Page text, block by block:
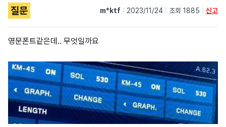
질문 m*ktf 2023/11/24 조회 1885 신고
영문폰트같은데.. 무엇일까요